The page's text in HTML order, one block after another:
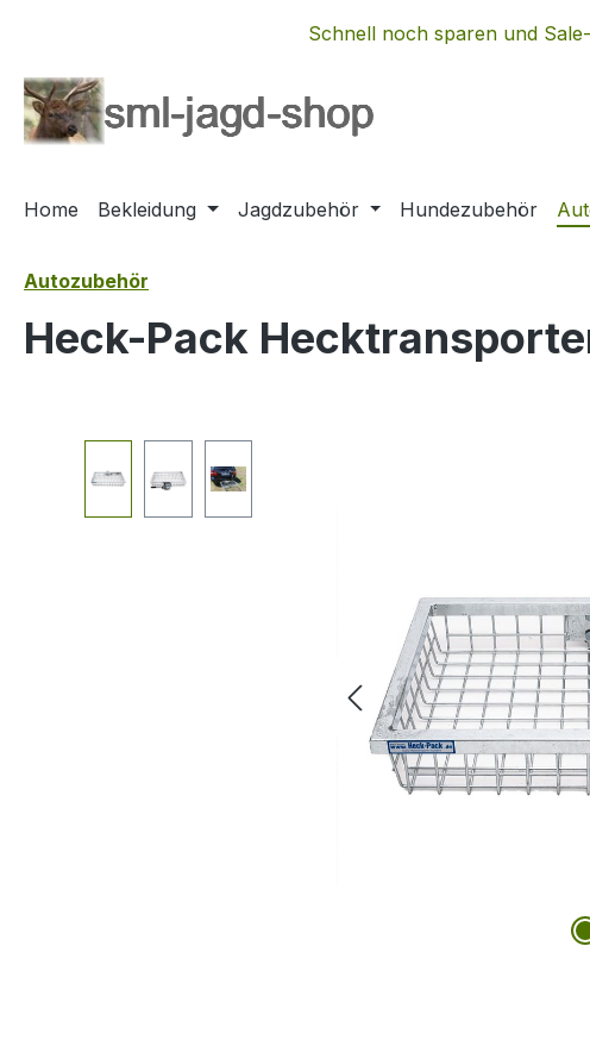
Zur Hauptnavigation springenSchnell noch sparen und
Home Bekleidung Jagdzubehör Hundezubehör
Autozubehör
Heck-Pack